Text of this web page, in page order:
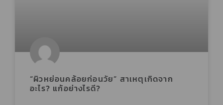
“ผิวหย่อนคล้อยก่อนวัย” สาเหตุเกิดจาก
อะไร? แก้อย่างไรดี?